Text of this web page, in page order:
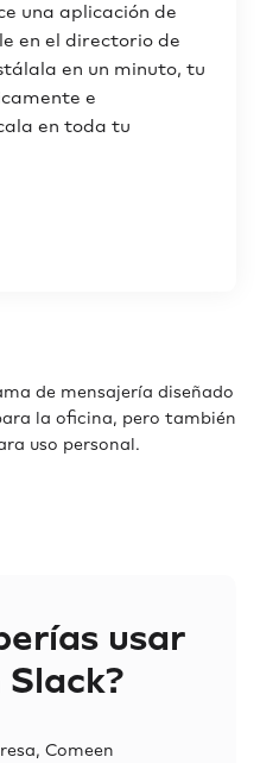
una aplicación de
en el directorio de
en un minuto, tu
e
en toda tu
de mensajería diseñado
la oficina, pero también
uso personal.
usar
Comeen